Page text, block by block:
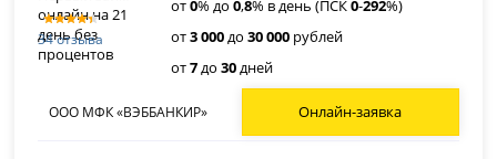
34 отзыва
от0% до0,8% в день (ПСК0-292%)
от3 000до30 000 рублей
от7до30дней
ООО МФК «ВЭББАНКИР» Онлайн-заявка